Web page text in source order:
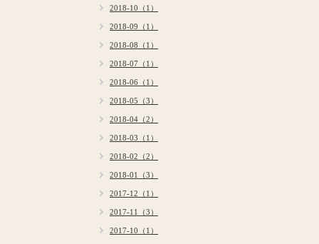
2018-10（1）
2018-09（1）
2018-08（1）
2018-07（1）
2018-06（1）
2018-05（3）
2018-04（2）
2018-03（1）
2018-02（2）
2018-01（3）
2017-12（1）
2017-11（3）
2017-10（1）